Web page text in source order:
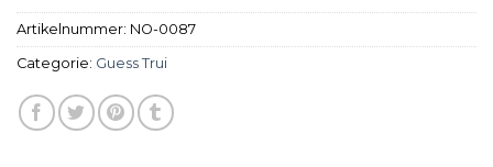
Artikelnummer: NO-0087
Categorie: Guess Trui